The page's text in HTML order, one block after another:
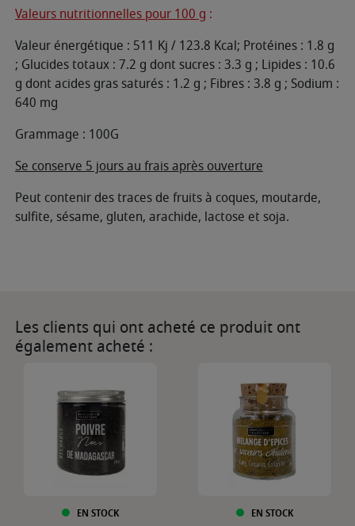
Valeurs nutritionnelles pour 100 g :
Valeur énergétique : 511 Kj / 123.8 Kcal; Protéines : 1.8 g
; Glucides totaux : 7.2 g dont sucres : 3.3 g ; Lipides : 10.6
g dont acides gras saturés : 1.2 g ; Fibres : 3.8 g ; Sodium :
640 mg
Grammage : 100G
Se conserve 5 jours au frais après ouverture
Peut contenir des traces de fruits à coques, moutarde,
sulfite, sésame, gluten, arachide, lactose et soja.
Les clients qui ont acheté ce produit ont
également acheté :
EN STOCK EN STOCK